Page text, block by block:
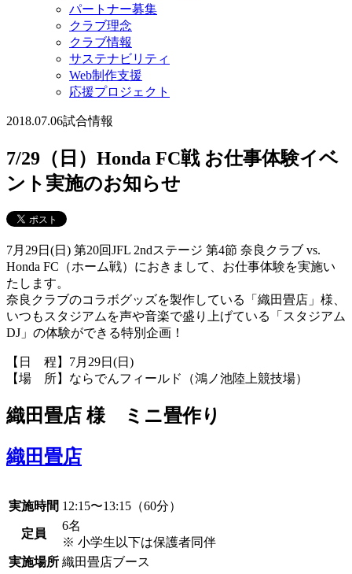
パートナー募集
クラブ理念
クラブ情報
サステナビリティ
Web制作支援
応援プロジェクト
2018.07.06試合情報
7/29（日）Honda FC戦 お仕事体験イベ
ント実施のお知らせ
7月29日(日) 第20回JFL 2ndステージ 第4節 奈良クラブ vs.
Honda FC（ホーム戦）におきまして、お仕事体験を実施い
たします。
奈良クラブのコラボグッズを製作している「織田畳店」様、
いつもスタジアムを声や音楽で盛り上げている「スタジアム
DJ」の体験ができる特別企画！
【日 程】7月29日(日)
【場 所】ならでんフィールド（鴻ノ池陸上競技場）
織田畳店 様 ミニ畳作り
織田畳店
実施時間 12:15〜13:15（60分）
定員
6名
※ 小学生以下は保護者同伴
実施場所 織田畳店ブース